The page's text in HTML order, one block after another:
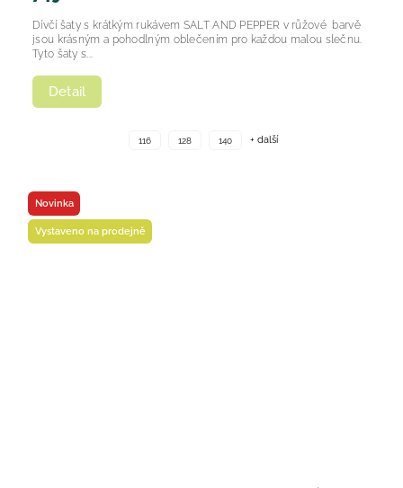
Detail
Dívčí šaty s krátkým rukávem SALT AND PEPPER v růžové barvě
jsou krásným a pohodlným oblečením pro každou malou slečnu.
Tyto šaty s...
116 128 140 + další
Novinka
Vystaveno na prodejně